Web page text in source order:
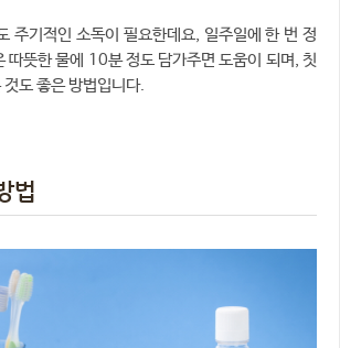
주기적인 소독이 필요한데요, 일주일에 한 번 정
따뜻한 물에 10분 정도 담가주면 도움이 되며, 칫
도 좋은 방법입니다.
법